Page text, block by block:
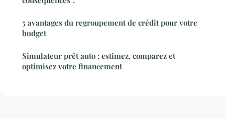
5 avantages du regroupement de crédit pour votre
budget
Simulateur prêt auto : estimez, comparez et
optimisez votre financement